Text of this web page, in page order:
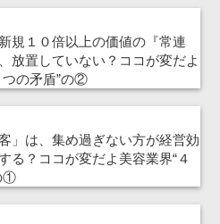
規１０倍以上の価値の『常連
放置していない？ココが変だよ
つの矛盾”の②
」は、集め過ぎない方が経営効
る？ココが変だよ美容業界“４
①